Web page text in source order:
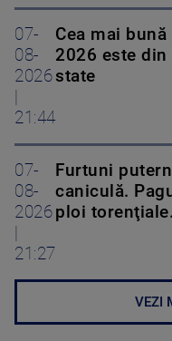
07-
08-
2026
21:44
Cea mai
2026 este din
state
07-
08-
2026
21:27
Furtuni
caniculă.
ploi
VEZI